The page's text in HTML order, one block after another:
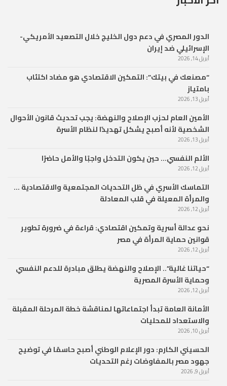
الدور المصري في دعم دول الخليج خلال التصعيد الأمريكي-
الإسرائيلي ضد إيران
أبريل 14, 2026
“مصنعك في بيتك”: التمكين الاقتصادي هو مضاد اكتئاب
بامتياز
أبريل 13, 2026
الأمين العام لحزب الإصلاح والنهضة: يجب تحديث قانون الأحوال
الشخصية لأنه أصبح يشكل تهديدًا لنظام الأسرة
أبريل 13, 2026
الألم النفسي… حين يكون التدخل واجبًا والأمل حاضرًا
أبريل 12, 2026
التماسك الأسري في ظل التحديات المجتمعية والاقتصادية …
والمرأة المعيلة في قلب المعادلة
أبريل 12, 2026
نحو عدالة أسرية وتمكين اقتصادي: قراءة في ضرورة تطوير
قوانين حماية المرأة في مصر
أبريل 12, 2026
“حياتنا غالية”.. الإصلاح والنهضة يطلق مبادرة للدعم النفسي
وحماية الأسرة المصرية
أبريل 12, 2026
الأمانة العامة تبدأ اجتماعاتها لمناقشة خطة المرحلة المقبلة
والاستعداد للمحليات
أبريل 10, 2026
الحسيني الكارم: دور الإعلام الوطني أصبح حاسمًا في توضيح
جهود مصر بالمفاوضات رغم التحديات
أبريل 9, 2026